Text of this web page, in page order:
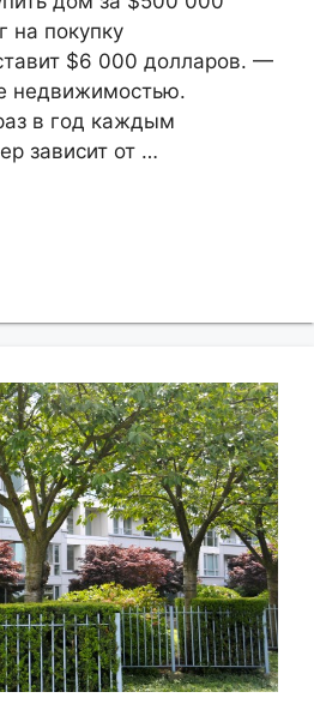
на покупку
$6 000 долларов. —
недвижимостью.
в год каждым
зависит от …